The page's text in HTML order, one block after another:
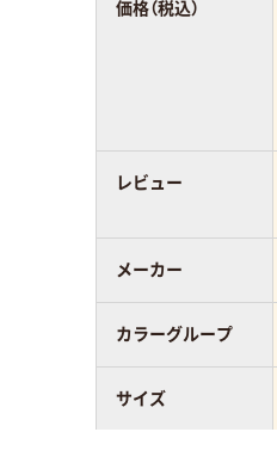
価格（税込）
レビュー
メーカー
カラーグループ
サイズ